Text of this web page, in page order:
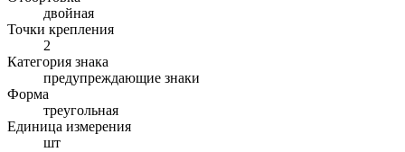
двойная
Точки крепления
2
Категория знака
предупреждающие знаки
Форма
треугольная
Единица измерения
шт